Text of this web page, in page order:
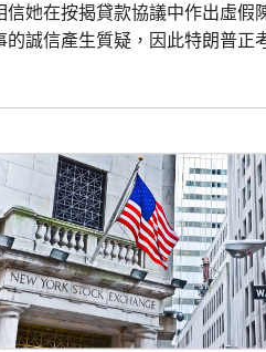
她在按揭貸款協議中作出虛假
誠信產生質疑，因此特朗普正
克的律師發聲明否認指控，強